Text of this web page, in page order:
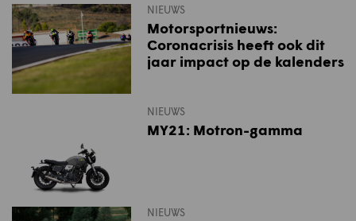
NIEUWS
Motorsportnieuws:
Coronacrisis heeft ook dit
jaar impact op de kalenders
NIEUWS
MY21: Motron-gamma
NIEUWS